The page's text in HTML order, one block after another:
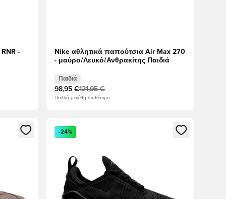
-
Nike αθλητικά παπούτσια Air Max 270
- μαύρο/Λευκό/Ανθρακίτης Παιδιά
Παιδιά
98,95 €121,95 €
Πολλά μεγέθη διαθέσιμα
ή να εγγραφείτε ως μέλος
Ανοίγει ένα Modal για να συνδεθείτε ή να
-24%